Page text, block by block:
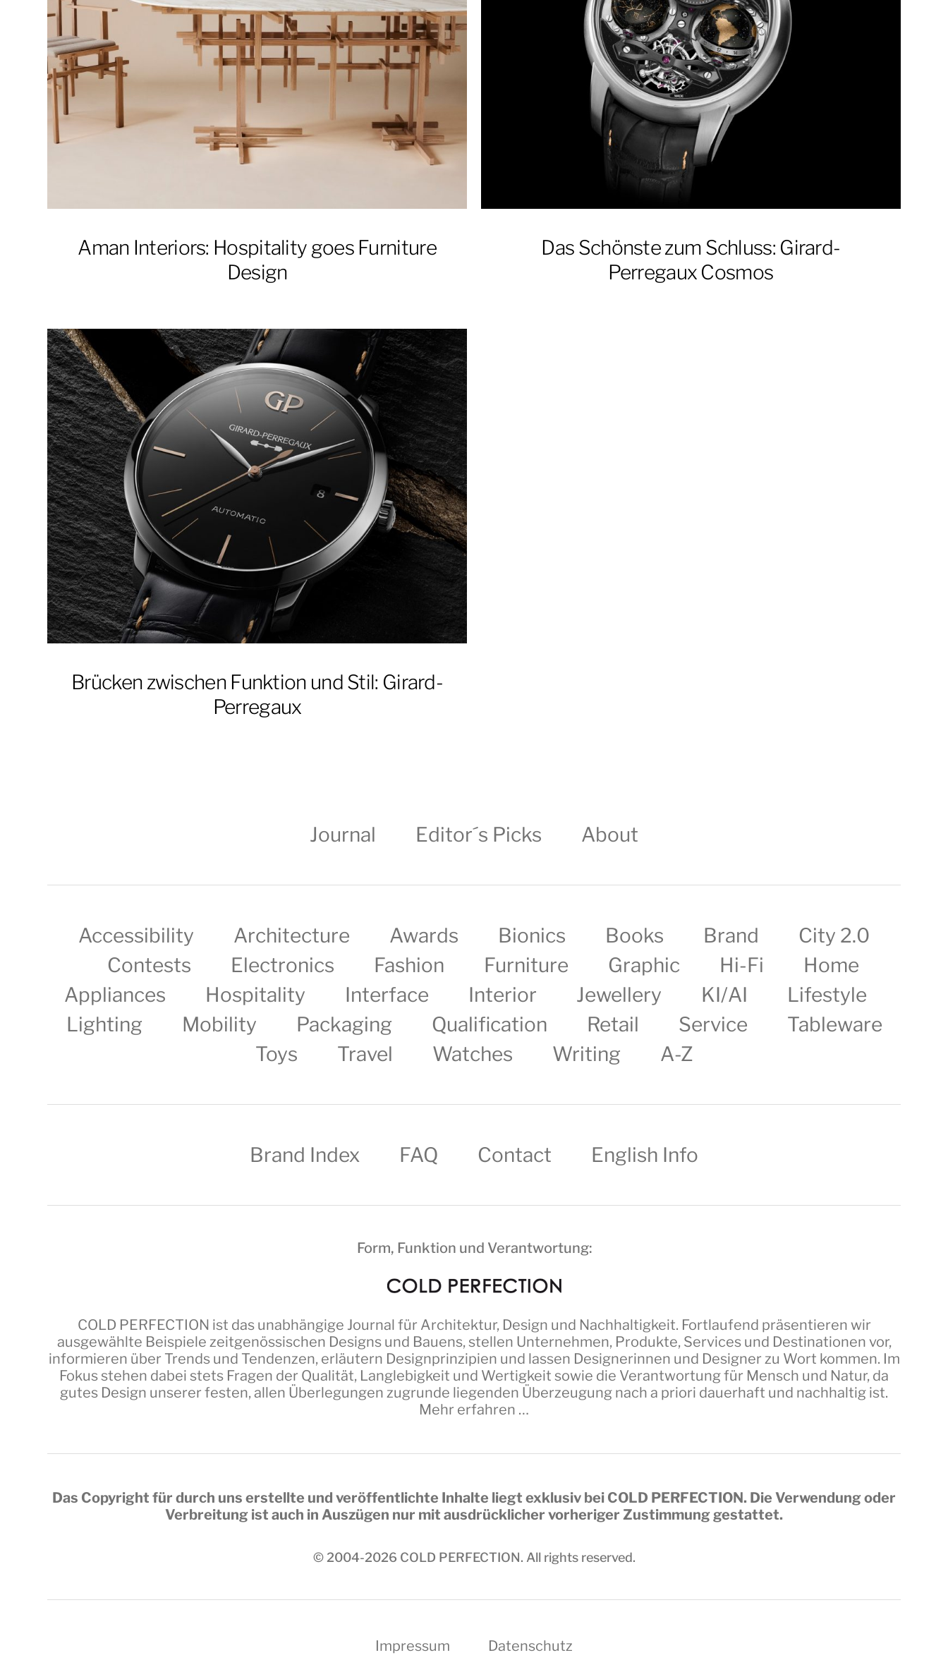
Aman Interiors: Hospitality goes Furniture
Design
Das Schönste zum Schluss: Girard-
Perregaux Cosmos
Brücken zwischen Funktion und Stil: Girard-
Perregaux
Journal Editor´s Picks About
Accessibility Architecture Awards Bionics Books Brand
City 2.0
Contests
Electronics Fashion Furniture Graphic Hi-Fi
Home
Appliances
Hospitality Interface Interior Jewellery KI/AI
Lifestyle
Lighting
Mobility Packaging Qualification Retail Service
Tableware
Toys
Travel Watches Writing A-Z
Brand Index FAQ Contact English Info
Form, Funktion und Verantwortung:
COLD PERFECTION ist das unabhängige Journal für Architektur, Design und Nachhaltigkeit. Fortlaufend präsentieren wir
ausgewählte Beispiele zeitgenössischen Designs und Bauens, stellen Unternehmen, Produkte, Services und Destinationen vor,
informieren über Trends und Tendenzen, erläutern Designprinzipien und lassen Designerinnen und Designer zu Wort kommen. Im
Fokus stehen dabei stets Fragen der Qualität, Langlebigkeit und Wertigkeit sowie die Verantwortung für Mensch und Natur, da
gutes Design unserer festen, allen Überlegungen zugrunde liegenden Überzeugung nach a priori dauerhaft und nachhaltig ist.
Mehr erfahren …
Das Copyright für durch uns erstellte und veröffentlichte Inhalte liegt exklusiv bei COLD PERFECTION. Die Verwendung oder
Verbreitung ist auch in Auszügen nur mit ausdrücklicher vorheriger Zustimmung gestattet.
© 2004-2026 COLD PERFECTION. All rights reserved.
Impressum Datenschutz